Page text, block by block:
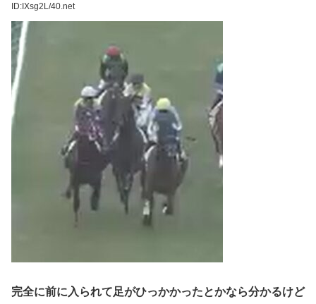
ID:IXsg2L/40.net
完全に前に入られて足がひっかかったとかなら分かるけど